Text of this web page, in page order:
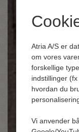
Atria A/S er
om vores
forskellige
indstillinger
hvordan du
Vi anvender